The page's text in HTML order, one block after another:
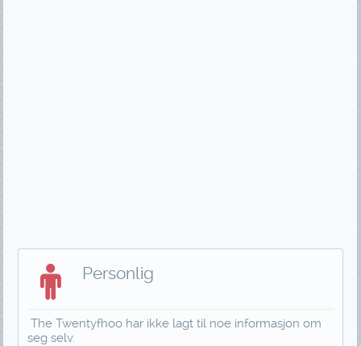
Personlig
The Twentyfhoo har ikke lagt til noe informasjon om
seg selv.